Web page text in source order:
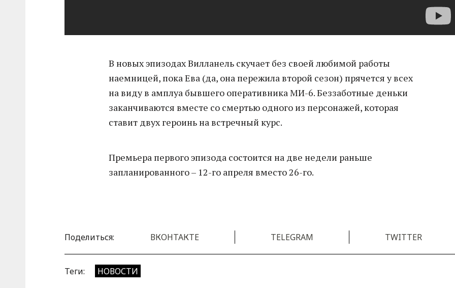
В новых эпизодах Вилланель скучает без своей любимой работы
наемницей, пока Ева (да, она пережила второй сезон) прячется у всех
на виду в амплуа бывшего оперативника МИ-6. Беззаботные деньки
заканчиваются вместе со смертью одного из персонажей, которая
ставит двух героинь на встречный курс.
Премьера первого эпизода состоится на две недели раньше
запланированного – 12-го апреля вместо 26-го.
Поделиться: ВКОНТАКТЕ TELEGRAM TWITTER
Теги: НОВОСТИ